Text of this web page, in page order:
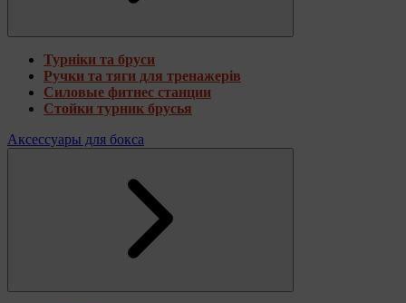
Турніки та бруси
Ручки та тяги для тренажерів
Силовые фитнес станции
Стойки турник брусья
Аксессуары для бокса